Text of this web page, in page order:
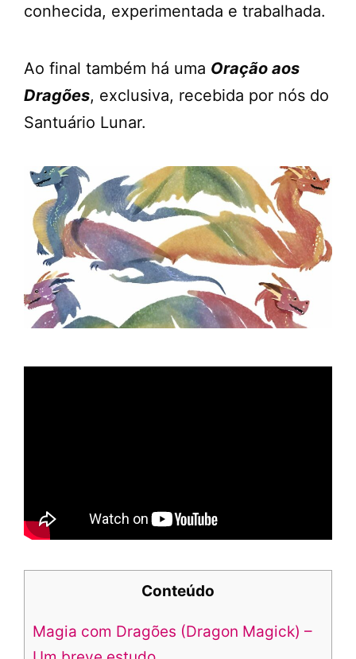
conhecida, experimentada e trabalhada.
Ao final também há uma Oração aos
Dragões, exclusiva, recebida por nós do
Santuário Lunar.
Conteúdo
Magia com Dragões (Dragon Magick) –